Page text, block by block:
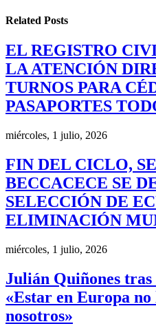
Related Posts
EL REGISTRO
LA ATENCIÓN
TURNOS PARA
PASAPORTES
miércoles, 1 julio, 2026
FIN DEL CICLO,
BECCACECE SE
SELECCIÓN DE
ELIMINACIÓN
miércoles, 1 julio, 2026
Julián Quiñones
«Estar en Europa no
nosotros»